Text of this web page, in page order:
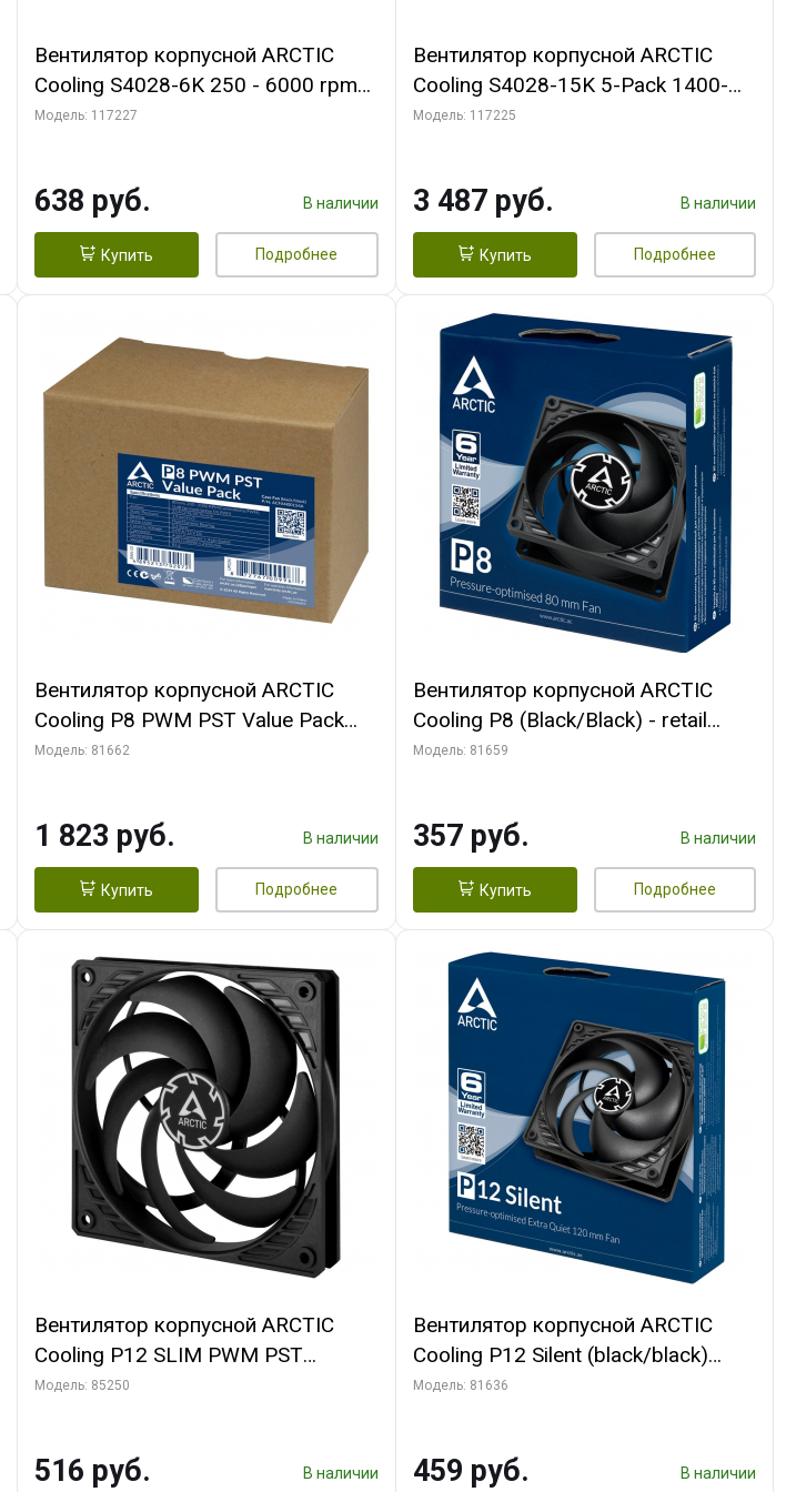
Вентилятор корпусной ARCTIC
Cooling S4028-6K 250 - 6000 rpm
Dual Ball Bearing 4-Pin Fan-
Модель: 117227
638 руб. В наличии
Купить Подробнее
Вентилятор корпусной ARCTIC
Cooling S4028-15K 5-Pack 1400-
15000rpm rpm Dual Ball Bearing 4-
Модель: 117225
3 487 руб. В наличии
Купить Подробнее
Вентилятор корпусной ARCTIC
Cooling P8 PWM PST Value Pack
(Black/Black) - retail
Модель: 81662
1 823 руб. В наличии
Купить Подробнее
Вентилятор корпусной ARCTIC
Cooling P8 (Black/Black) - retail
(ACFAN00147A) (701990)
Модель: 81659
357 руб. В наличии
Купить Подробнее
Вентилятор корпусной ARCTIC
Cooling P12 SLIM PWM PST
(ACFAN00187A) (703130)
Модель: 85250
516 руб. В наличии
Вентилятор корпусной ARCTIC
Cooling P12 Silent (black/black)
(ACFAN00130A)
Модель: 81636
459 руб. В наличии